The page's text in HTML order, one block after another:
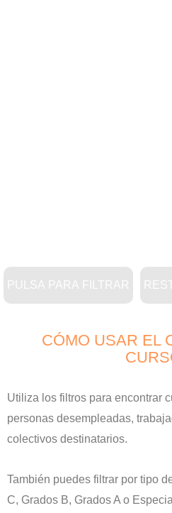
PULSA PARA FILTRAR
CÓMO USAR EL
Utiliza los filtros para encontrar
personas desempleadas,
colectivos destinatarios.
También puedes filtrar por tipo
C, Grados B, Grados A o